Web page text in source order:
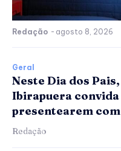
Redação - agosto 8, 2026
Geral
Neste Dia dos
Ibirapuera
presentearem
Redação